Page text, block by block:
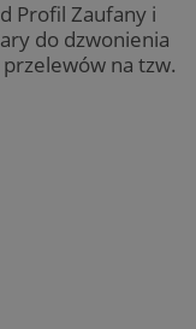
Profil Zaufany i
do dzwonienia
na tzw.